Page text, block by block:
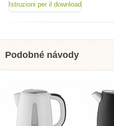
Istruzioni per il download
Podobné návody